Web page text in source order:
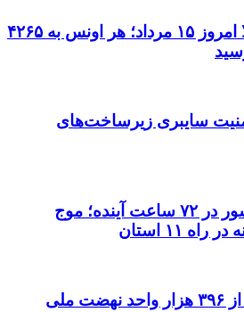
قیمت جهانی طلا امروز ۱۵ مرداد؛ هر اونس به ۴۲۶۵
سایبری زیرساخت‌های
وضعیت جوی کشور در ۷۲ ساعت آینده؛ موج
۱۱ استان
تأمین مالی بیش از ۳۹۶ هزار واحد نهضت ملی